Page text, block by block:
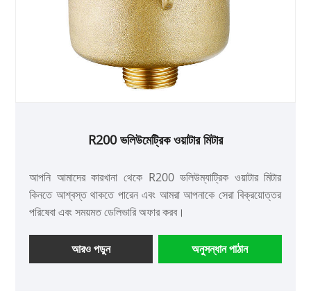
R200 ভলিউমেট্রিক ওয়াটার মিটার
আপনি আমাদের কারখানা থেকে R200 ভলিউম্যাট্রিক ওয়াটার মিটার
কিনতে আশ্বস্ত থাকতে পারেন এবং আমরা আপনাকে সেরা বিক্রয়োত্তর
পরিষেবা এবং সময়মত ডেলিভারি অফার করব।
আরও পড়ুন অনুসন্ধান পাঠান